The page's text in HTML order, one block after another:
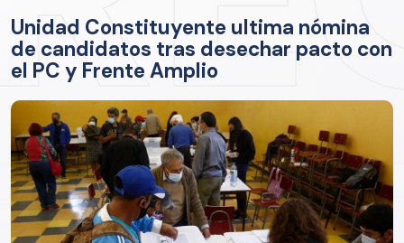
Unidad Constituyente ultima nómina
de candidatos tras desechar pacto con
el PC y Frente Amplio